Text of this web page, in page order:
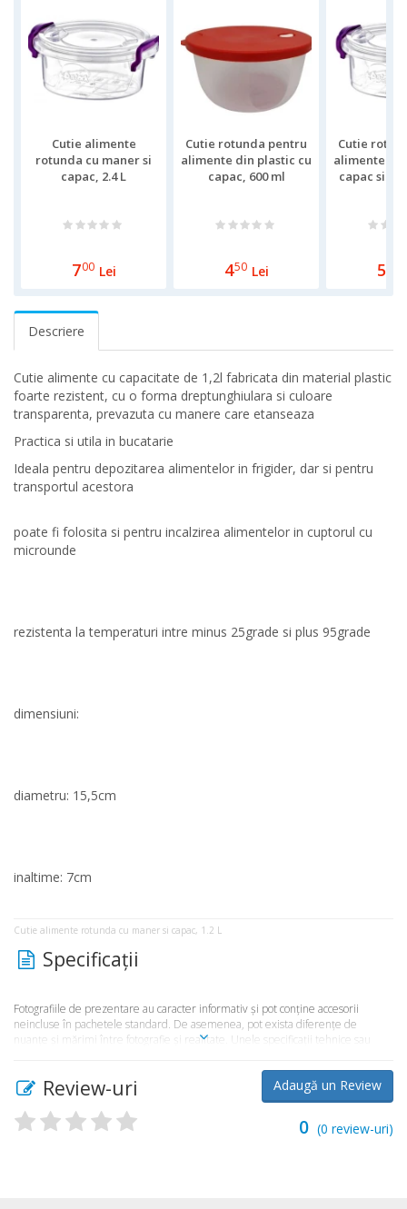
Cutie alimente
rotunda cu maner si
capac, 2.4 L
700 Lei
Cutie rotunda pentru
alimente din plastic cu
capac, 600 ml
450 Lei
Cutie
alimente
capac si
5
Descriere
Cutie alimente cu capacitate de 1,2l fabricata din material plastic
foarte rezistent, cu o forma dreptunghiulara si culoare
transparenta, prevazuta cu manere care etanseaza
Practica si utila in bucatarie
Ideala pentru depozitarea alimentelor in frigider, dar si pentru
transportul acestora
poate fi folosita si pentru incalzirea alimentelor in cuptorul cu
microunde
rezistenta la temperaturi intre minus 25grade si plus 95grade
dimensiuni:
diametru: 15,5cm
inaltime: 7cm
Cutie alimente rotunda cu maner si capac, 1.2 L
Specificaţii
Fotografiile de prezentare au caracter informativ şi pot conţine accesorii
neincluse în pachetele standard. De asemenea, pot exista diferenţe de
nuanţe şi mărimi între fotografie şi realitate. Unele specificaţii tehnice sau
de operare. Toate produsele şi promoţiile prezente în magazinul
Market365.ro sunt valabile în limita stocului disponibil.
Review-uri Adaugă un Review
0 (0 review-uri)